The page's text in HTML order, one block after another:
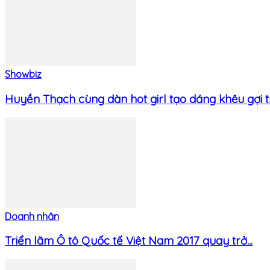
Showbiz
Huyền Thạch cùng dàn hot girl tạo dáng khêu gợi
Doanh nhân
Triển lãm Ô tô Quốc tế Việt Nam 2017 quay trở...